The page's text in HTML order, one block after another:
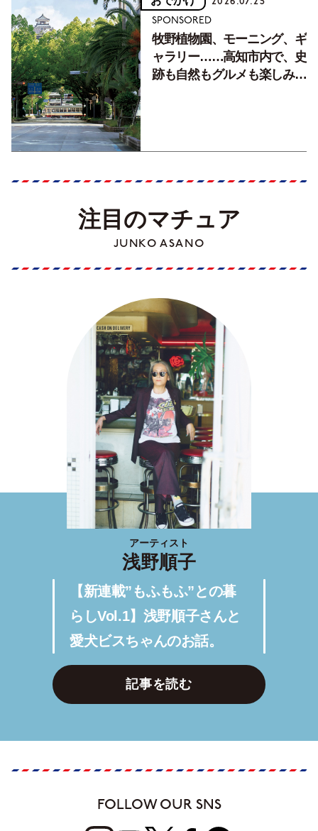
SPONSORED
牧野植物園、モーニング、ギ
ャラリー……高知市内で、史
跡も自然もグルメも楽しみ尽
注目のマチュア
JUNKO ASANO
アーティスト
浅野順子
【新連載”もふもふ”との暮
らしVol.1】浅野順子さんと
愛犬ビスちゃんのお話。
記事を読む
FOLLOW OUR SNS